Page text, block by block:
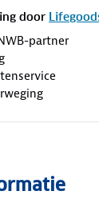
door
partner